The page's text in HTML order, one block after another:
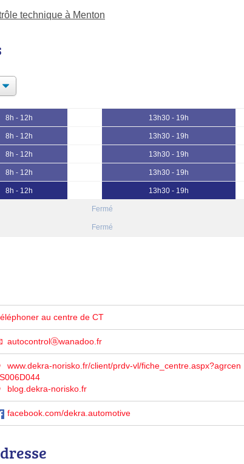
technique à Menton
8h - 12h 13h30 - 19h
8h - 12h 13h30 - 19h
8h - 12h 13h30 - 19h
8h - 12h 13h30 - 19h
8h - 12h 13h30 - 19h
Fermé
Fermé
au centre de CT
autocontrolⓐwanadoo.fr
www.dekra-norisko.fr/client/prdv-vl/fiche_centre.aspx?agrcen
blog.dekra-norisko.fr
facebook.com/dekra.automotive